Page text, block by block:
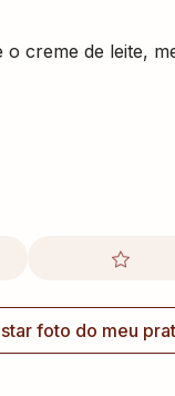
creme de leite,
foto do meu